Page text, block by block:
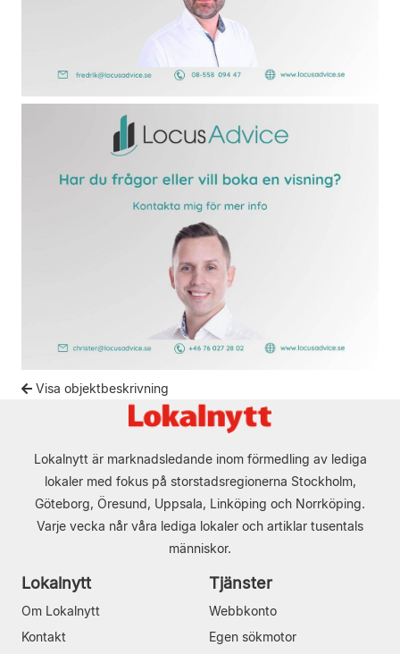
Visa objektbeskrivning
Lokalnytt är marknadsledande inom förmedling av lediga
lokaler med fokus på storstadsregionerna Stockholm,
Göteborg, Öresund, Uppsala, Linköping och Norrköping.
Varje vecka når våra lediga lokaler och artiklar tusentals
människor.
Lokalnytt
Om Lokalnytt
Kontakt
Tjänster
Webbkonto
Egen sökmotor